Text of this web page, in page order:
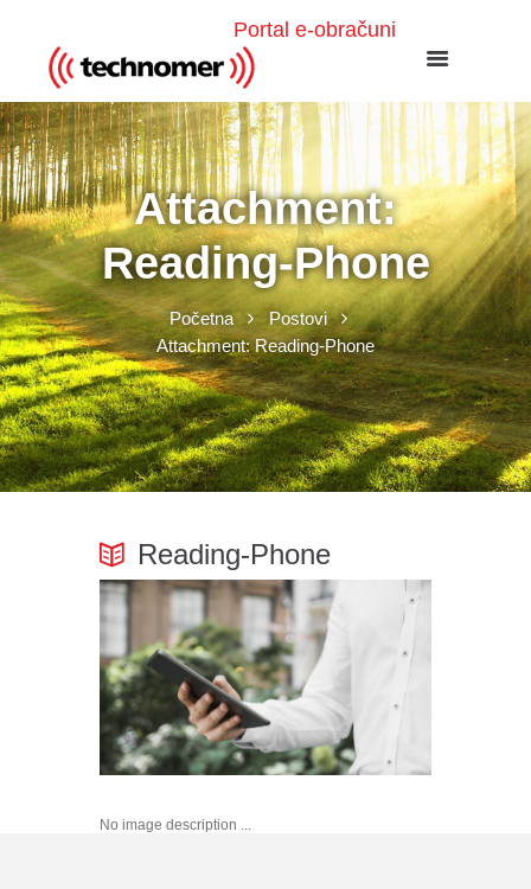
Portal e-obračuni
Attachment:
Reading-Phone
Početna
Postovi
Attachment: Reading-Phone
Reading-Phone
No image description ...